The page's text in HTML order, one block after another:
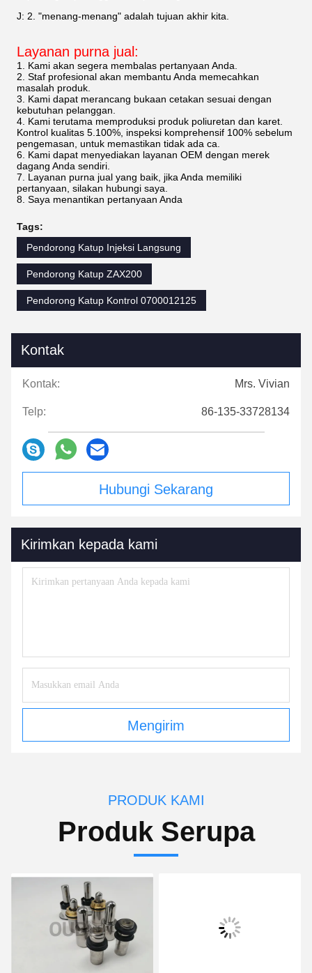
J: 2. "menang-menang" adalah tujuan akhir kita.
Layanan purna jual:
1. Kami akan segera membalas pertanyaan Anda.
2. Staf profesional akan membantu Anda memecahkan
masalah produk.
3. Kami dapat merancang bukaan cetakan sesuai dengan
kebutuhan pelanggan.
4. Kami terutama memproduksi produk poliuretan dan karet.
Kontrol kualitas 5.100%, inspeksi komprehensif 100% sebelum
pengemasan, untuk memastikan tidak ada ca.
6. Kami dapat menyediakan layanan OEM dengan merek
dagang Anda sendiri.
7. Layanan purna jual yang baik, jika Anda memiliki
pertanyaan, silakan hubungi saya.
8. Saya menantikan pertanyaan Anda
Tags:
Pendorong Katup Injeksi Langsung
Pendorong Katup ZAX200
Pendorong Katup Kontrol 0700012125
Kontak
Kontak: Mrs. Vivian
Telp: 86-135-33728134
Hubungi Sekarang
Kirimkan kepada kami
Mengirim
PRODUK KAMI
Produk Serupa